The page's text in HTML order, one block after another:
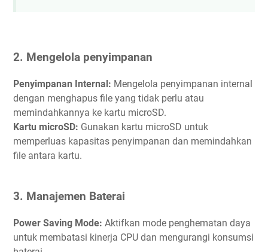
2. Mengelola penyimpanan
Penyimpanan Internal: Mengelola penyimpanan internal
dengan menghapus file yang tidak perlu atau
memindahkannya ke kartu microSD.
Kartu microSD: Gunakan kartu microSD untuk
memperluas kapasitas penyimpanan dan memindahkan
file antara kartu.
3. Manajemen Baterai
Power Saving Mode: Aktifkan mode penghematan daya
untuk membatasi kinerja CPU dan mengurangi konsumsi